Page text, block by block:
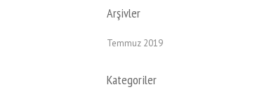
Arşivler
Temmuz 2019
Kategoriler